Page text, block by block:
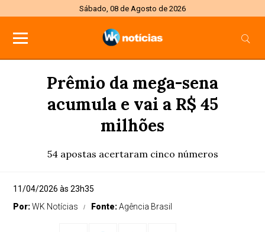
Sábado, 08 de Agosto de 2026
Prêmio da mega-sena
acumula e vai a R$ 45
milhões
54 apostas acertaram cinco números
11/04/2026 às 23h35
Por:WK Notícias Fonte:Agência Brasil